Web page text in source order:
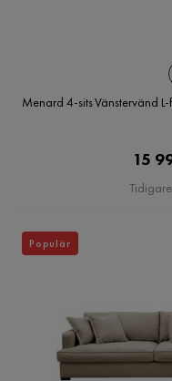
Menard 4-sits Vänstervänd
15
Populär